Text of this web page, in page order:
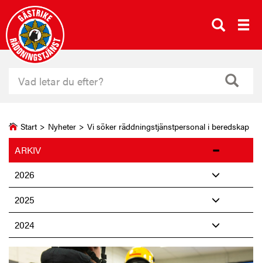
Start > Nyheter > Vi söker räddningstjänstpersonal i beredskap
ARKIV
2026
2025
2024